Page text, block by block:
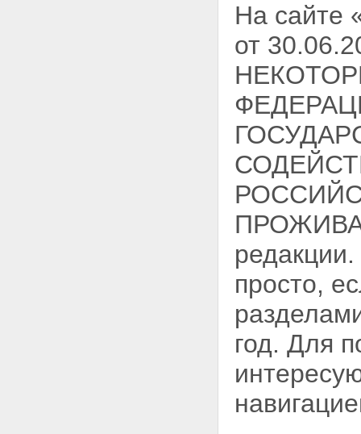
На сайте
от
просто,
год. Для